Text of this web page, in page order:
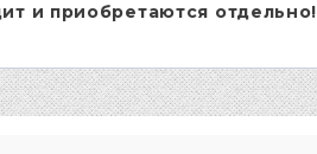
и приобретаются отдельно!